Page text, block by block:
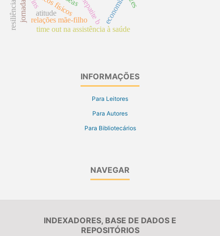
hepatite b
time out na assistência à saúde
relações mãe-filho economia
rins
atitude
INFORMAÇÕES
Para Leitores
Para Autores
Para Bibliotecários
NAVEGAR
INDEXADORES, BASE DE DADOS E
REPOSITÓRIOS